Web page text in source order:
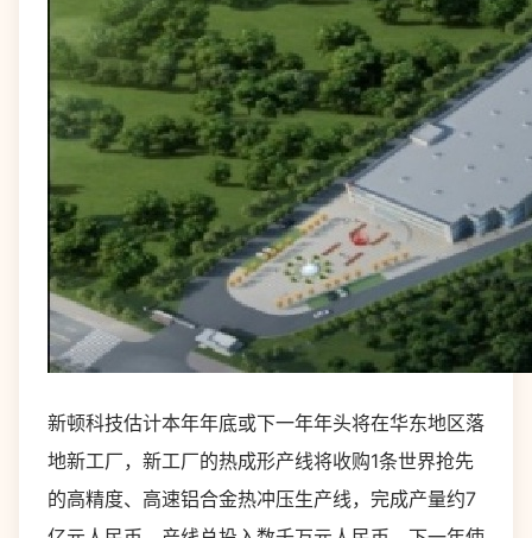
新顿科技估计本年年底或下一年年头将在华东地区落
地新工厂，新工厂的热成形产线将收购1条世界抢先
的高精度、高速铝合金热冲压生产线，完成产量约7